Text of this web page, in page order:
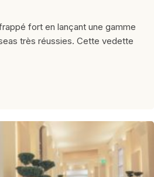
fort en lançant une gamme
très réussies. Cette vedette